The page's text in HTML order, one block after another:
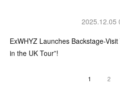
2025.12.05
ExWHYZ Launches Backstage-
in the UK Tour”!
1 2